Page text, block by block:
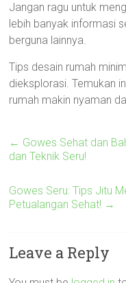
Jangan ragu untuk
lebih banyak informasi
berguna lainnya.
Tips desain rumah
dieksplorasi. Temukan
rumah makin nyaman
← Gowes Sehat dan
dan Teknik Seru!
Gowes Seru: Tips Jitu
Petualangan Sehat! →
Leave a Reply